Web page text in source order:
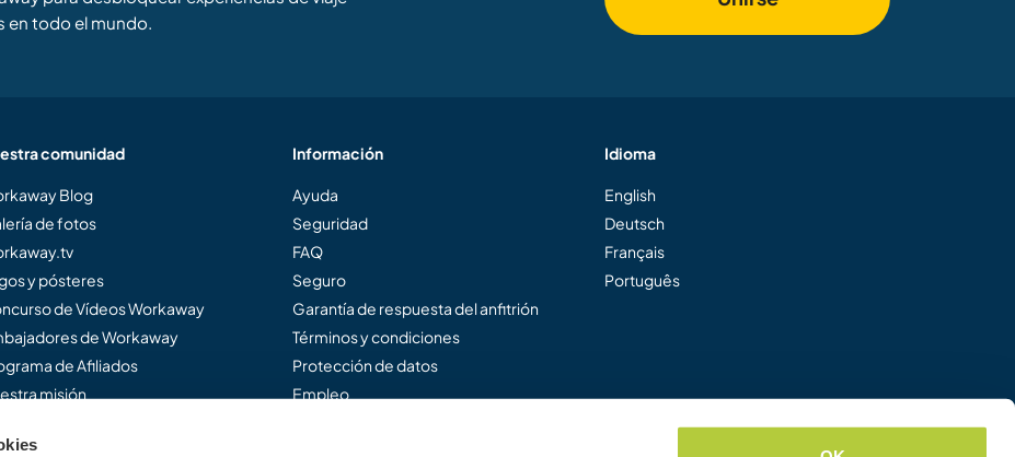
todo el mundo.
comunidad
Blog
de fotos
y pósteres
de Vídeos Workaway
de Workaway
de Afiliados
misión
Información
Ayuda
Seguridad
FAQ
Seguro
Garantía de respuesta del anfitrión
Términos y condiciones
Protección de datos
Empleo
Idioma
English
Deutsch
Français
Português